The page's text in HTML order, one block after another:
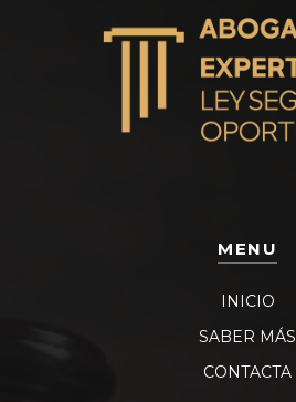
MENU
INICIO
SABER MÁS
CONTACTA